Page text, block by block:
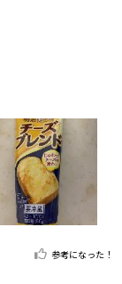
参考になった！